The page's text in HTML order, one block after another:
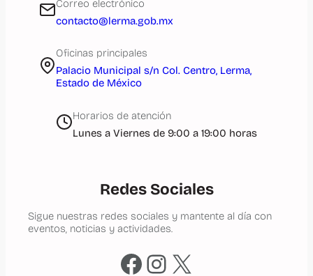
Correo electrónico
contacto@lerma.gob.mx
Oficinas principales
Palacio Municipal s/n Col. Centro, Lerma,
Estado de México
Horarios de atención
Lunes a Viernes de 9:00 a 19:00 horas
Redes Sociales
Sigue nuestras redes sociales y mantente al día con
eventos, noticias y actividades.
Facebook Instagram X